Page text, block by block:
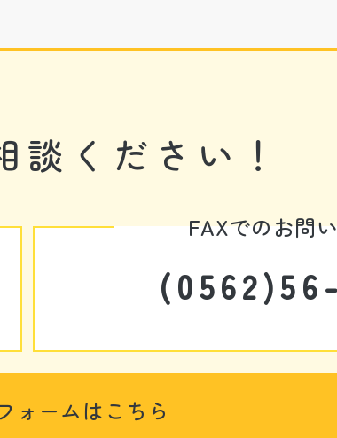
談ください！
FAXでのお問
ォームはこちら